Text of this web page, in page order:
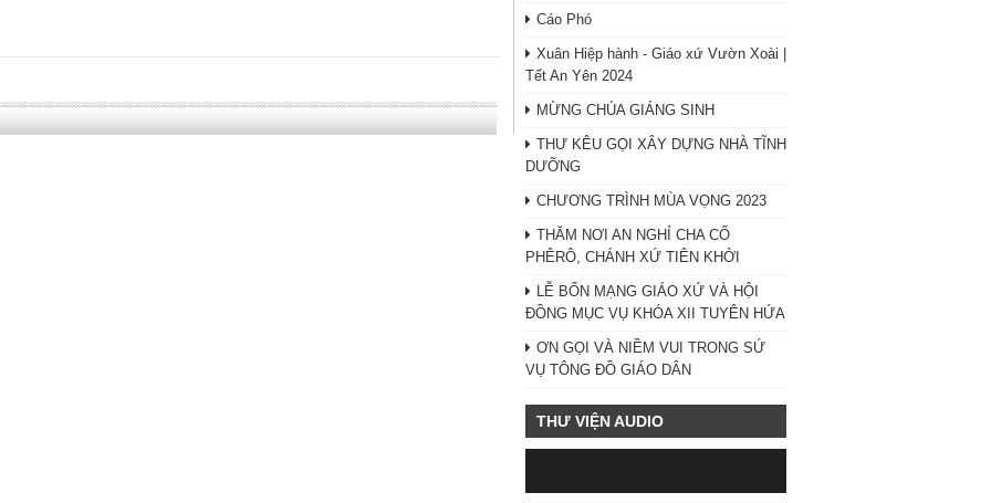
Cáo Phó
Xuân Hiệp hành - Giáo xứ Vườn Xoài |
Tết An Yên 2024
MỪNG CHÚA GIÁNG SINH
THƯ KÊU GỌI XÂY DỰNG NHÀ TĨNH
DƯỠNG
CHƯƠNG TRÌNH MÙA VỌNG 2023
THĂM NƠI AN NGHỈ CHA CỐ
PHÊRÔ, CHÁNH XỨ TIÊN KHỞI
LỄ BỔN MẠNG GIÁO XỨ VÀ HỘI
ĐỒNG MỤC VỤ KHÓA XII TUYÊN HỨA
ƠN GỌI VÀ NIỀM VUI TRONG SỨ
VỤ TÔNG ĐỒ GIÁO DÂN
THƯ VIỆN AUDIO